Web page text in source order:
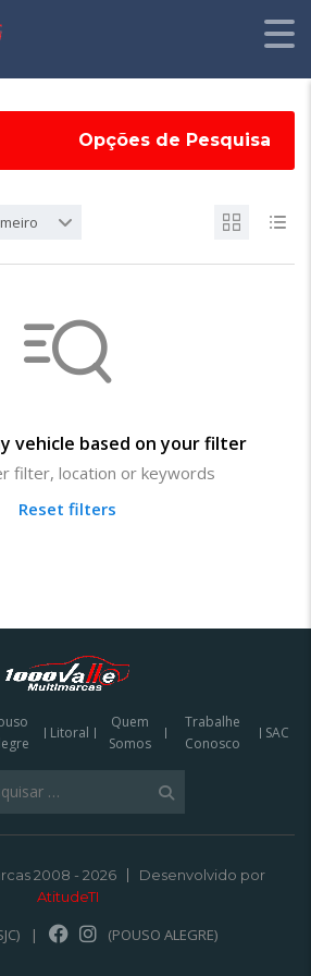
Opções de Pesquisa
vehicle based on your filter
filter, location or keywords
Reset filters
Litoral
Quem
Somos
Trabalhe
Conosco
SAC
2008 - 2026
Desenvolvido por
AtitudeTI
| (POUSO ALEGRE)